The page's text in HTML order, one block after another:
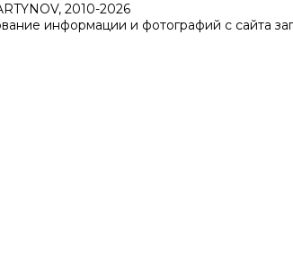
2010-2026
информации и фотографий с сайта